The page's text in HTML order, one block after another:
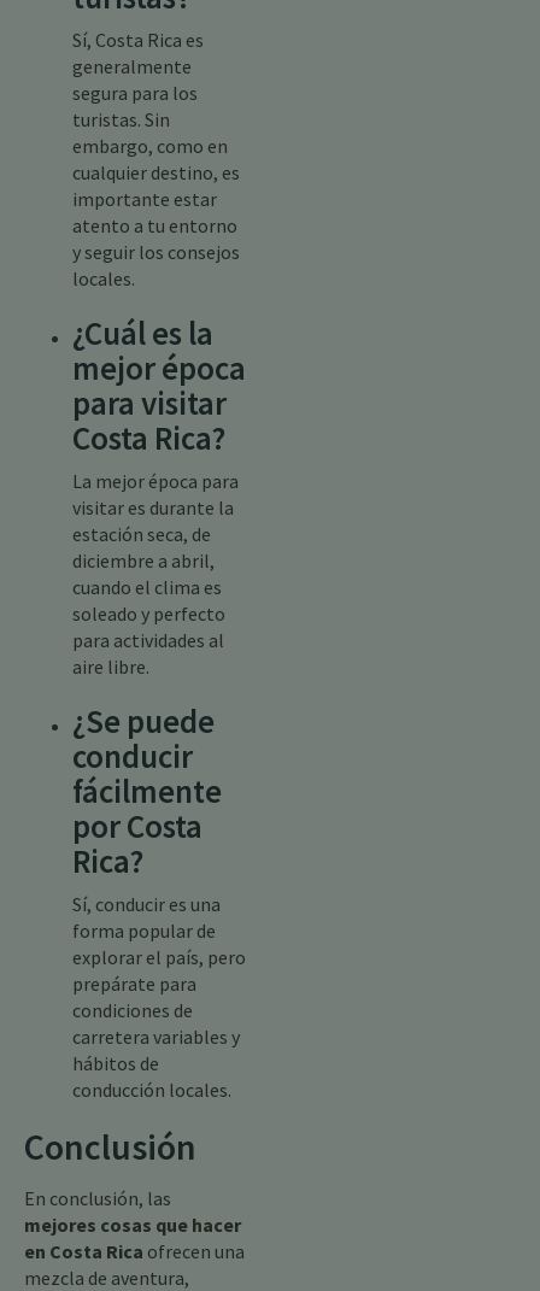
Sí, Costa Rica es
generalmente
segura para los
turistas. Sin
embargo, como en
cualquier destino, es
importante estar
atento a tu entorno
y seguir los consejos
locales.
¿Cuál es la
mejor época
para visitar
Costa Rica?
La mejor época para
visitar es durante la
estación seca, de
diciembre a abril,
cuando el clima es
soleado y perfecto
para actividades al
aire libre.
¿Se puede
conducir
fácilmente
por Costa
Rica?
Sí, conducir es una
forma popular de
explorar el país, pero
prepárate para
condiciones de
carretera variables y
hábitos de
conducción locales.
Conclusión
En conclusión, las
mejores cosas que hacer
en Costa Rica ofrecen una
mezcla de aventura,